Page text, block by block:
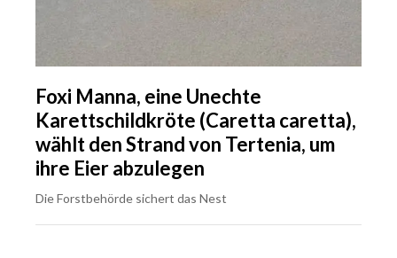
Foxi Manna, eine Unechte
Karettschildkröte (Caretta caretta),
wählt den Strand von Tertenia, um
ihre Eier abzulegen
Die Forstbehörde sichert das Nest